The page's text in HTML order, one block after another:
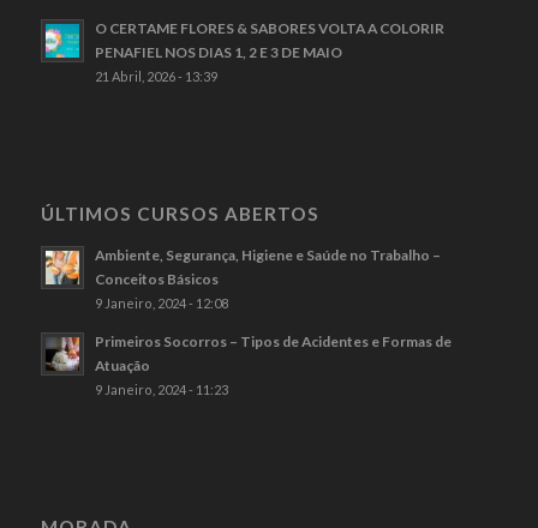
O CERTAME FLORES & SABORES VOLTA A COLORIR
PENAFIEL NOS DIAS 1, 2 E 3 DE MAIO
21 Abril, 2026 - 13:39
ÚLTIMOS CURSOS ABERTOS
Ambiente, Segurança, Higiene e Saúde no Trabalho –
Conceitos Básicos
9 Janeiro, 2024 - 12:08
Primeiros Socorros – Tipos de Acidentes e Formas de
Atuação
9 Janeiro, 2024 - 11:23